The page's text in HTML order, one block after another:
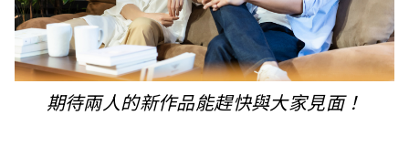
期待兩人的新作品能趕快與大家見面！